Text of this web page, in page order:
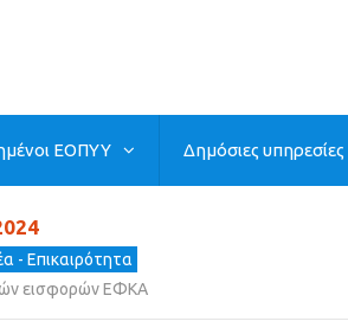
ΕΟΠΥΥ Δημόσιες υπηρεσίες
- Επικαιρότητα
εισφορών ΕΦΚΑ